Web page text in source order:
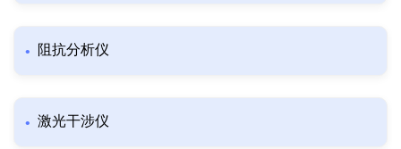
阻抗分析仪
激光干涉仪